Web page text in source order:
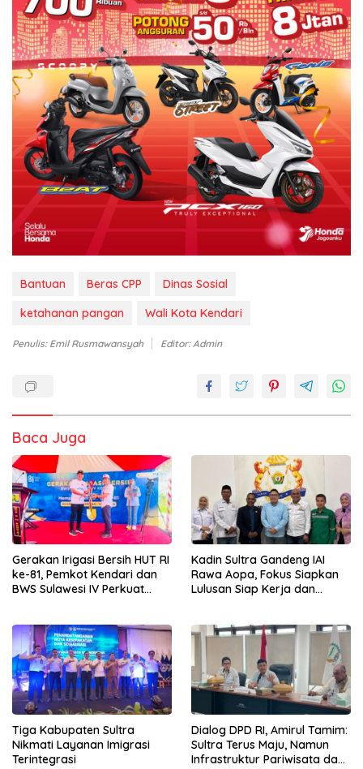
Bantuan Beras CPP
Dinas Sosial
ketahanan pangan
Wali Kota Kendari
Penulis: Emil Rusmawansyah Editor: Admin
Baca Juga
Gerakan Irigasi Bersih HUT RI
ke-81, Pemkot Kendari dan
BWS Sulawesi IV Perkuat
Kadin Sultra Gandeng IAI
Rawa Aopa, Fokus Siapkan
Lulusan Siap Kerja dan
Tiga Kabupaten Sultra
Nikmati Layanan Imigrasi
Terintegrasi
Dialog DPD RI, Amirul Tamim:
Sultra Terus Maju, Namun
Infrastruktur Pariwisata dan